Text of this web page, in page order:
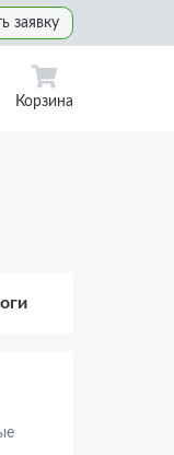
заявку
Корзина